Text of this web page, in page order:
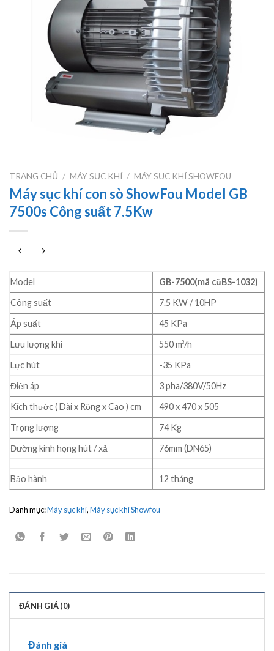
TRANG CHỦ / MÁY SỤC KHÍ / MÁY SỤC KHÍ SHOWFOU
Máy sục khí con sò ShowFou Model GB
7500s Công suất 7.5Kw
Model
GB-7500(mã cũBS-1032)
Công suất
7.5 KW / 10HP
Áp suất
45 KPa
Lưu lượng khí
550 m³/h
Lực hút
-35 KPa
Điện áp
3 pha/380V/50Hz
Kích thước ( Dài x Rộng x Cao ) cm
490 x 470 x 505
Trọng lượng
74 Kg
Đường kính họng hút / xả
76mm (DN65)
Bảo hành 12 tháng
Danh mục:Máy sục khí,Máy sục khí Showfou
ĐÁNH GIÁ (0)
Đánh giá